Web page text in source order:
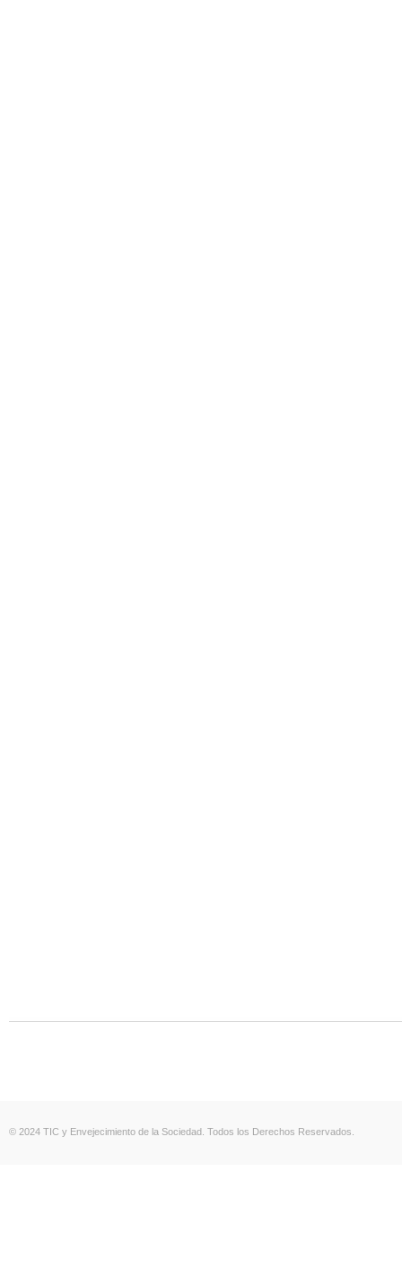
© 2024 TIC y Envejecimiento de la Sociedad. Todos los Derechos Reservados.